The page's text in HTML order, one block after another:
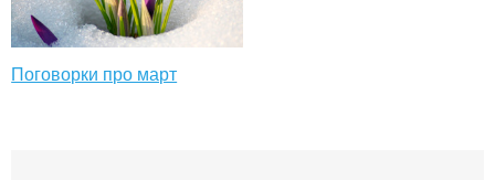
Поговорки про март